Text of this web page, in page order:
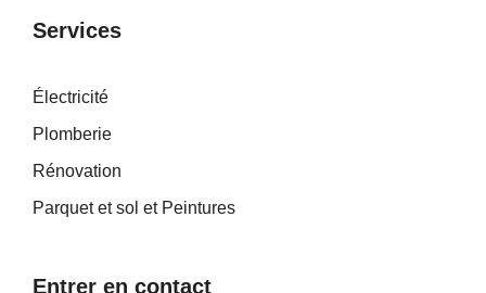
Services
Électricité
Plomberie
Rénovation
Parquet et sol et Peintures
Entrer en contact